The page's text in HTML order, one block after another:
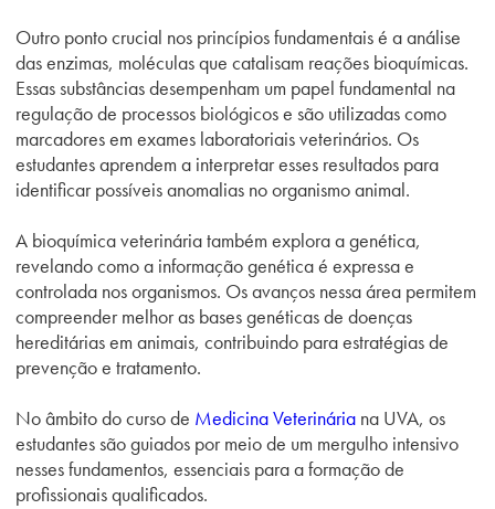
Outro ponto crucial nos princípios fundamentais é a análise
das enzimas, moléculas que catalisam reações bioquímicas.
Essas substâncias desempenham um papel fundamental na
regulação de processos biológicos e são utilizadas como
marcadores em exames laboratoriais veterinários. Os
estudantes aprendem a interpretar esses resultados para
identificar possíveis anomalias no organismo animal.
A bioquímica veterinária também explora a genética,
revelando como a informação genética é expressa e
controlada nos organismos. Os avanços nessa área permitem
compreender melhor as bases genéticas de doenças
hereditárias em animais, contribuindo para estratégias de
prevenção e tratamento.
No âmbito do curso de Medicina Veterinária na UVA, os
estudantes são guiados por meio de um mergulho intensivo
nesses fundamentos, essenciais para a formação de
profissionais qualificados.